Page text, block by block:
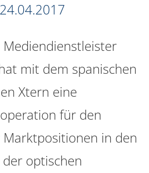
24.04.2017
Mediendienstleister
mit dem spanischen
Xtern eine
für den
in den
optischen